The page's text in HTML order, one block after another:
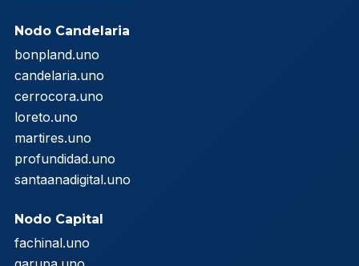
Nodo Candelaria
bonpland.uno
candelaria.uno
cerrocora.uno
loreto.uno
martires.uno
profundidad.uno
santaanadigital.uno
Nodo Capital
fachinal.uno